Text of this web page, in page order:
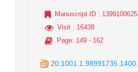
Manuscript ID :
Visit : 16438
Page: 149 - 162